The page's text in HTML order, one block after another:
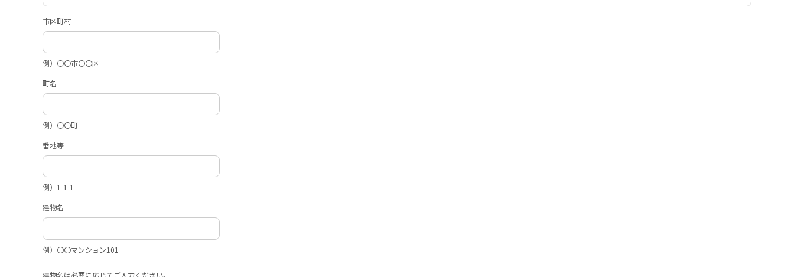
市区町村
例）〇〇市〇〇区
町名
例）〇〇町
番地等
例）1-1-1
建物名
例）〇〇マンション101
建物名は必要に応じてご入力ください。